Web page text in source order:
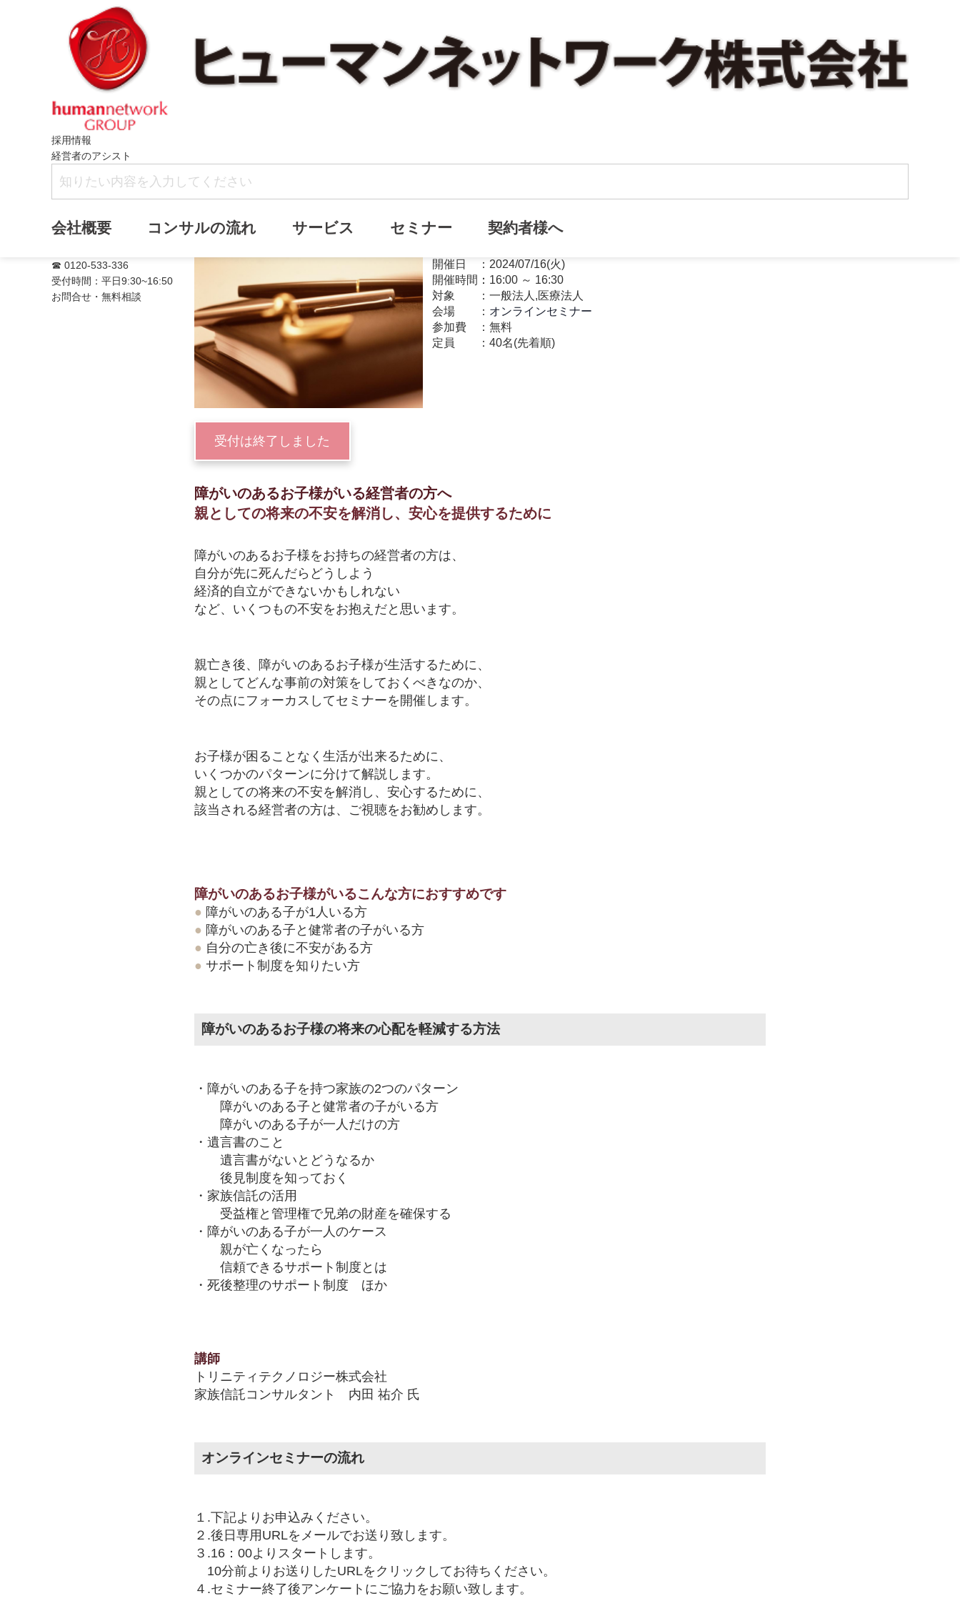
採用情報
経営者のアシスト
会社概要 コンサルの流れ サービス セミナー 契約者様へ
☎ 0120-533-336
受付時間：平日9:30~16:50
お問合せ・無料相談
満席
様の将来の心配を軽減する方法
開催日
2024/07/16(火)
開催時間： 16:00 ～ 16:30
対象
一般法人,医療法人
会場
オンラインセミナー
参加費
無料
定員
40名(先着順)
受付は終了しました
障がいのあるお子様がいる経営者の方へ
親としての将来の不安を解消し、安心を提供するために
障がいのあるお子様をお持ちの経営者の方は、
自分が先に死んだらどうしよう
経済的自立ができないかもしれない
など、いくつもの不安をお抱えだと思います。
親亡き後、障がいのあるお子様が生活するために、
親としてどんな事前の対策をしておくべきなのか、
その点にフォーカスしてセミナーを開催します。
お子様が困ることなく生活が出来るために、
いくつかのパターンに分けて解説します。
親としての将来の不安を解消し、安心するために、
該当される経営者の方は、ご視聴をお勧めします。
障がいのあるお子様がいるこんな方におすすめです
● 障がいのある子が1人いる方
● 障がいのある子と健常者の子がいる方
● 自分の亡き後に不安がある方
● サポート制度を知りたい方
障がいのあるお子様の将来の心配を軽減する方法
・障がいのある子を持つ家族の2つのパターン
障がいのある子と健常者の子がいる方
障がいのある子が一人だけの方
・遺言書のこと
遺言書がないとどうなるか
後見制度を知っておく
・家族信託の活用
受益権と管理権で兄弟の財産を確保する
・障がいのある子が一人のケース
親が亡くなったら
信頼できるサポート制度とは
・死後整理のサポート制度 ほか
講師
トリニティテクノロジー株式会社
家族信託コンサルタント 内田 祐介 氏
オンラインセミナーの流れ
１.下記よりお申込みください。
２.後日専用URLをメールでお送り致します。
３.16：00よりスタートします。
10分前よりお送りしたURLをクリックしてお待ちください。
４.セミナー終了後アンケートにご協力をお願い致します。